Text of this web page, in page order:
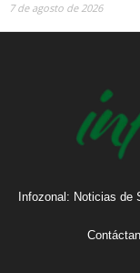
7 de agosto de 2026
Infozonal: Noticias de